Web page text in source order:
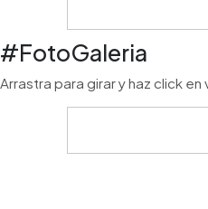
#FotoGaleria
Arrastra para girar y haz click en